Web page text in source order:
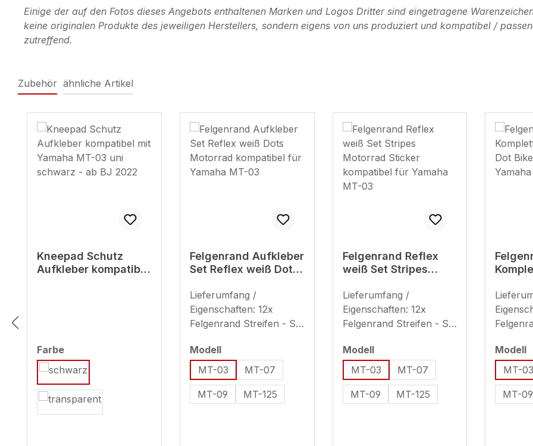
Einige der auf den Fotos dieses Angebots enthaltenen Marken und Logos Dritter sind eingetragene
keine originalen Produkte des jeweiligen Herstellers, sondern eigens von uns produziert und kompatibel /
zutreffend.
Zubehör ähnliche Artikel
Kneepad Schutz
Aufkleber kompatibel
Farbeauswählen
Felgenrand Aufkleber
Set Reflex weiß Dots
für Yamaha MT-03
Lieferumfang /
Eigenschaften: 12x
Felgenrand Streifen - Set
Motorradfelgen (plus 8x
Ersatzstreifen) geeignet
für 17 Zoll (Streifenbreite
- ca. 7 mm) Hinweis zur
Modellauswählen
MT-03
MT-07
MT-09 MT-125
Felgenrand Reflex
weiß Set Stripes
kompatibel für
Yamaha MT-03
Lieferumfang /
Eigenschaften: 12x
Felgenrand Streifen - Set
Motorradfelgen (plus 8x
Ersatzstreifen) geeignet
für 17 Zoll (Streifenbreite
- ca. 7 mm) Hinweis zur
Modellauswählen
MT-03
MT-07
MT-09 MT-125
für 17
- ca. 7
Modell
MT-03
MT-09